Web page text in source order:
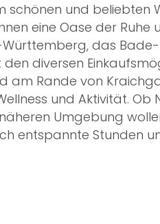
schönen und
eine Oase der
das
diversen
am Rande von
und Aktivität.
Umgebung
entspannte Stunden